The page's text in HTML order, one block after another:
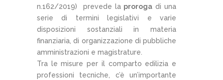
n.162/2019) prevede la proroga di una
serie di termini legislativi e varie
disposizioni sostanziali in materia
finanziaria, di organizzazione di pubbliche
amministrazioni e magistrature.
Tra le misure per il comparto edilizia e
professioni tecniche, c’è un’importante